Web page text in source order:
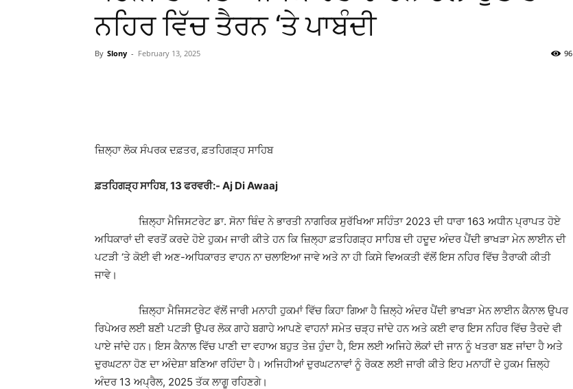
ਨਹਿਰ ਵਿੱਚ ਤੈਰਨ ‘ਤੇ ਪਾਬੰਦੀ
By Slony - February 13, 2025 96
ਜ਼ਿਲ੍ਹਾ ਲੋਕ ਸੰਪਰਕ ਦਫ਼ਤਰ, ਫ਼ਤਹਿਗੜ੍ਹ ਸਾਹਿਬ
ਫ਼ਤਹਿਗੜ੍ਹ ਸਾਹਿਬ, 13 ਫਰਵਰੀ:- Aj Di Awaaj
ਜ਼ਿਲ੍ਹਾ ਮੈਜਿਸਟਰੇਟ ਡਾ. ਸੋਨਾ ਥਿੰਦ ਨੇ ਭਾਰਤੀ ਨਾਗਰਿਕ ਸੁਰੱਖਿਆ ਸਹਿੰਤਾ 2023 ਦੀ ਧਾਰਾ 163 ਅਧੀਨ ਪ੍ਰਾਪਤ ਹੋਏ
ਅਧਿਕਾਰਾਂ ਦੀ ਵਰਤੋਂ ਕਰਦੇ ਹੋਏ ਹੁਕਮ ਜਾਰੀ ਕੀਤੇ ਹਨ ਕਿ ਜ਼ਿਲ੍ਹਾ ਫ਼ਤਹਿਗੜ੍ਹ ਸਾਹਿਬ ਦੀ ਹਦੂਦ ਅੰਦਰ ਪੈਂਦੀ ਭਾਖੜਾ ਮੇਨ ਲਾਈਨ ਦੀ
ਪਟੜੀ ‘ਤੇ ਕੋਈ ਵੀ ਅਣ-ਅਧਿਕਾਰਤ ਵਾਹਨ ਨਾ ਚਲਾਇਆ ਜਾਵੇ ਅਤੇ ਨਾ ਹੀ ਕਿਸੇ ਵਿਅਕਤੀ ਵੱਲੋਂ ਇਸ ਨਹਿਰ ਵਿੱਚ ਤੈਰਾਕੀ ਕੀਤੀ
ਜਾਵੇ।
ਜ਼ਿਲ੍ਹਾ ਮੈਜਿਸਟਰੇਟ ਵੱਲੋਂ ਜਾਰੀ ਮਨਾਹੀ ਹੁਕਮਾਂ ਵਿੱਚ ਕਿਹਾ ਗਿਆ ਹੈ ਜ਼ਿਲ੍ਹੇ ਅੰਦਰ ਪੈਂਦੀ ਭਾਖੜਾ ਮੇਨ ਲਾਈਨ ਕੈਨਾਲ ਉਪਰ
ਰਿਪੇਅਰ ਲਈ ਬਣੀ ਪਟੜੀ ਉਪਰ ਲੋਕ ਗਾਹੇ ਬਗਾਹੇ ਆਪਣੇ ਵਾਹਨਾਂ ਸਮੇਤ ਚੜ੍ਹ ਜਾਂਦੇ ਹਨ ਅਤੇ ਕਈ ਵਾਰ ਇਸ ਨਹਿਰ ਵਿੱਚ ਤੈਰਦੇ ਵੀ
ਪਾਏ ਜਾਂਦੇ ਹਨ। ਇਸ ਕੈਨਾਲ ਵਿੱਚ ਪਾਣੀ ਦਾ ਵਹਾਅ ਬਹੁਤ ਤੇਜ਼ ਹੁੰਦਾ ਹੈ, ਇਸ ਲਈ ਅਜਿਹੇ ਲੋਕਾਂ ਦੀ ਜਾਨ ਨੂੰ ਖਤਰਾ ਬਣ ਜਾਂਦਾ ਹੈ ਅਤੇ
ਦੁਰਘਟਨਾ ਹੋਣ ਦਾ ਅੰਦੇਸ਼ਾ ਬਣਿਆ ਰਹਿੰਦਾ ਹੈ। ਅਜਿਹੀਆਂ ਦੁਰਘਟਨਾਵਾਂ ਨੂੰ ਰੋਕਣ ਲਈ ਜਾਰੀ ਕੀਤੇ ਇਹ ਮਨਾਹੀਂ ਦੇ ਹੁਕਮ ਜ਼ਿਲ੍ਹੇ
ਅੰਦਰ 13 ਅਪ੍ਰੈਲ, 2025 ਤੱਕ ਲਾਗੂ ਰਹਿਣਗੇ।